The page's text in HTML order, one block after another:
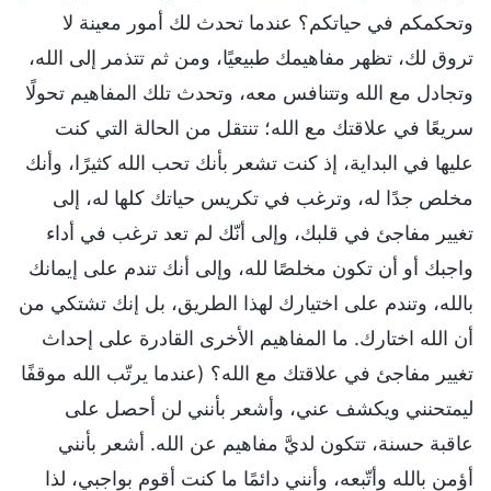
وتحكمكم في حياتكم؟ عندما تحدث لك أمور معينة لا
تروق لك، تظهر مفاهيمك طبيعيًا، ومن ثم تتذمر إلى الله،
وتجادل مع الله وتتنافس معه، وتحدث تلك المفاهيم تحولًا
سريعًا في علاقتك مع الله؛ تنتقل من الحالة التي كنت
عليها في البداية، إذ كنت تشعر بأنك تحب الله كثيرًا، وأنك
مخلص جدًا له، وترغب في تكريس حياتك كلها له، إلى
تغيير مفاجئ في قلبك، وإلى أنّك لم تعد ترغب في أداء
واجبك أو أن تكون مخلصًا لله، وإلى أنك تندم على إيمانك
بالله، وتندم على اختيارك لهذا الطريق، بل إنك تشتكي من
أن الله اختارك. ما المفاهيم الأخرى القادرة على إحداث
تغيير مفاجئ في علاقتك مع الله؟ (عندما يرتّب الله موقفًا
ليمتحنني ويكشف عني، وأشعر بأنني لن أحصل على
عاقبة حسنة، تتكون لديَّ مفاهيم عن الله. أشعر بأنني
أؤمن بالله وأتّبعه، وأنني دائمًا ما كنت أقوم بواجبي، لذا